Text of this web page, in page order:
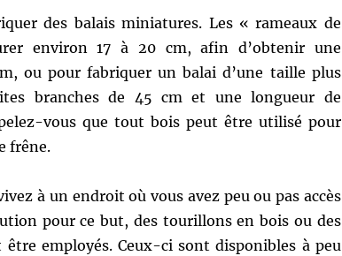
des balais miniatures. Les « rameaux de
environ 17 à 20 cm, afin d’obtenir une
ou pour fabriquer un balai d’une taille plus
branches de 45 cm et une longueur de
vous que tout bois peut être utilisé pour
frêne.
à un endroit où vous avez peu ou pas accès
pour ce but, des tourillons en bois ou des
employés. Ceux-ci sont disponibles à peu